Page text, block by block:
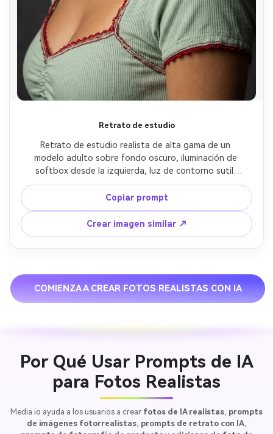
Retrato de estudio
Retrato de estudio realista de alta gama de un
modelo adulto sobre fondo oscuro, iluminación de
softbox desde la izquierda, luz de contorno sutil,
lente de 85mm, textura de piel detallada, poros
realistas, pose natural, fotografía de revista
Copiar prompt
Crear imagen similar ↗
COMIENZA A CREAR FOTOS REALISTAS CON IA
Por Qué Usar Prompts de IA
para Fotos Realistas
Media.io ayuda a los usuarios a crear fotos de IA realistas prompts
de imágenes fotorrealistas, prompts de retrato con IA,